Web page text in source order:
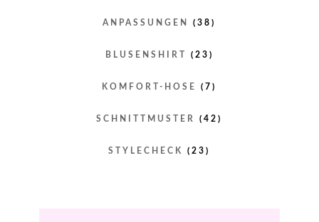
ANPASSUNGEN (38)
BLUSENSHIRT (23)
KOMFORT-HOSE (7)
SCHNITTMUSTER (42)
STYLECHECK (23)